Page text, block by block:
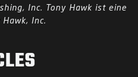
Inc. Tony Hawk ist eine
Inc.